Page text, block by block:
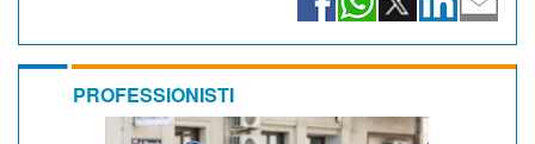
PROFESSIONISTI